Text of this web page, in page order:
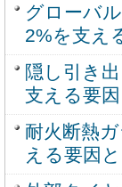
グローバ
2%を支え
隠し引き
支える要
耐火断熱
える要因